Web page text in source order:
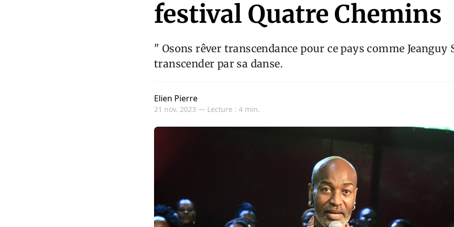
festival Quatre Chemins
" Osons rêver transcendance pour ce pays comme Jeanguy
transcender par sa danse.
Elien Pierre
21 nov. 2023 — Lecture : 4 min.